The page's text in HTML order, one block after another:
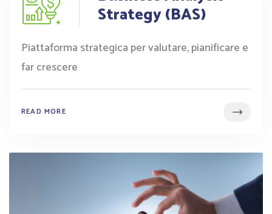
Strategy (BAS)
Piattaforma strategica per valutare, pianificare e
far crescere
READ MORE